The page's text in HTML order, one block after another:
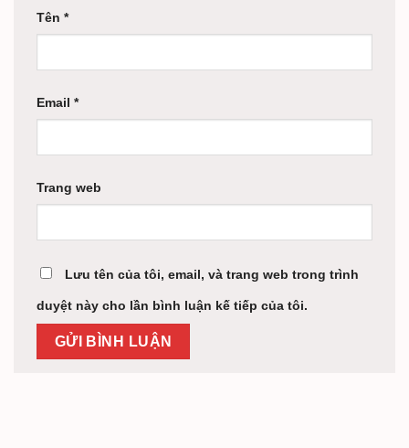
Tên *
Email *
Trang web
Lưu tên của tôi, email, và trang web trong trình
duyệt này cho lần bình luận kế tiếp của tôi.